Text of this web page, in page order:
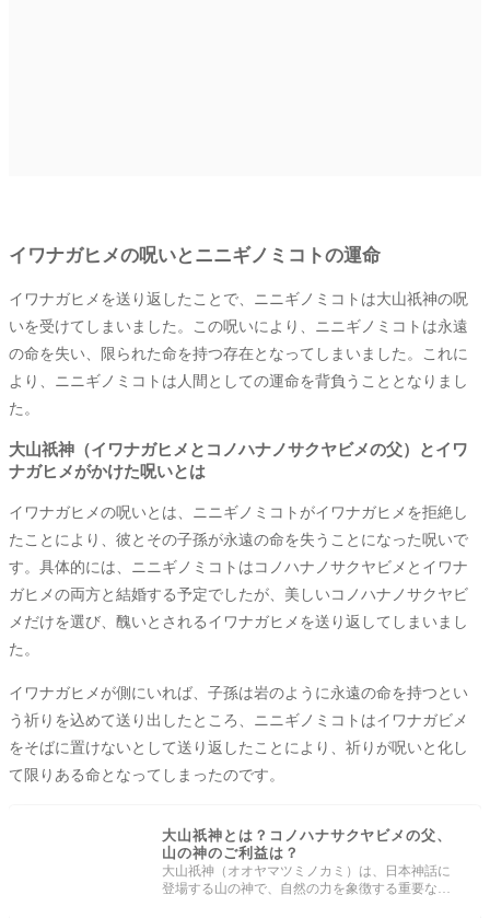
イワナガヒメの呪いとニニギノミコトの運命
イワナガヒメを送り返したことで、ニニギノミコトは大山祇神の呪
いを受けてしまいました。この呪いにより、ニニギノミコトは永遠
の命を失い、限られた命を持つ存在となってしまいました。これに
より、ニニギノミコトは人間としての運命を背負うこととなりまし
た。
大山祇神（イワナガヒメとコノハナノサクヤビメの父）とイワ
ナガヒメがかけた呪いとは
イワナガヒメの呪いとは、ニニギノミコトがイワナガヒメを拒絶し
たことにより、彼とその子孫が永遠の命を失うことになった呪いで
す。具体的には、ニニギノミコトはコノハナノサクヤビメとイワナ
ガヒメの両方と結婚する予定でしたが、美しいコノハナノサクヤビ
メだけを選び、醜いとされるイワナガヒメを送り返してしまいまし
た。
イワナガヒメが側にいれば、子孫は岩のように永遠の命を持つとい
う祈りを込めて送り出したところ、ニニギノミコトはイワナガビメ
をそばに置けないとして送り返したことにより、祈りが呪いと化し
て限りある命となってしまったのです。
大山祇神とは？コノハナサクヤビメの父、
山の神のご利益は？
大山祇神（オオヤマツミノカミ）は、日本神話に
登場する山の神で、自然の力を象徴する重要な存